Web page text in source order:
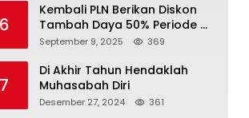
6
Kembali PLN Berikan Diskon
Tambah Daya 50% Periode 4-
17 September, Cek
September 9, 2025 369
7
Di Akhir Tahun Hendaklah
Muhasabah Diri
Desember 27, 2024 361